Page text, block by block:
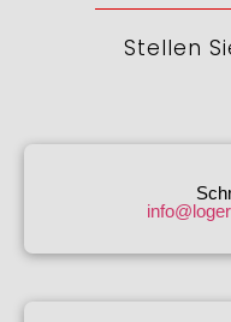
Stellen